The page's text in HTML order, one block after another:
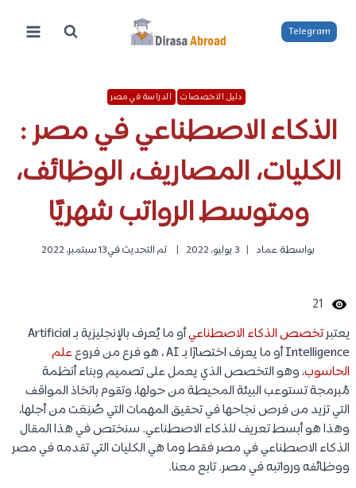
المحتوى
Telegram
دليل التخصصات الدراسة في مصر
الذكاء الاصطناعي في مصر :
الكليات، المصاريف، الوظائف،
ومتوسط الرواتب شهريًا
بواسطة عماد 3 يوليو، 2022 تم التحديث في13 سبتمبر، 2022
21
يعتبرتخصص الذكاء الاصطناعي
أو ما يُعرف بالإنجليزية بـ Artificial
Intelligence أو ما يعرف اختصارًا بـ AI ، هو فرع من فروع
علم
الحاسوب، وهو التخصص الذي يعمل على تصميم وبناء أنظمة
مُبرمجة تستوعب البيئة المحيطة من حولها، وتقوم باتخاذ المواقف
التي تزيد من فرص نجاحها في تحقيق المهمات التي صُنِعَت من أجلها،
وهذا هو أبسط تعريف للذكاء الاصطناعي. سنختص في هذا المقال
الذكاء الاصطناعي في مصر فقط وما هي الكليات التي تقدمه في مصر
ووظائفه ورواتبه في مصر. تابع معنا.